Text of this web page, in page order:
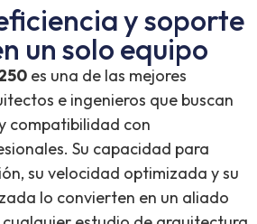
y soporte
un solo equipo
es una de las mejores
e ingenieros que buscan
compatibilidad con
Su capacidad para
su velocidad optimizada y su
lo convierten en un aliado